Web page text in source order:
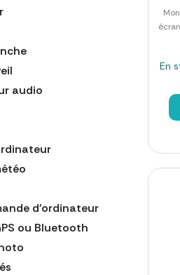
audio
d'ordinateur
ou Bluetooth
En